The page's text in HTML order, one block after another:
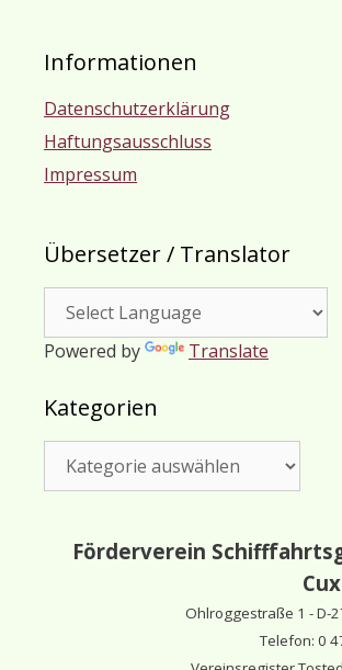
Informationen
Datenschutzerklärung
Haftungsausschluss
Impressum
Übersetzer / Translator
Powered by Translate
Kategorien
Förderverein
Ohlroggestraße 1 - D-
Telefon: 0